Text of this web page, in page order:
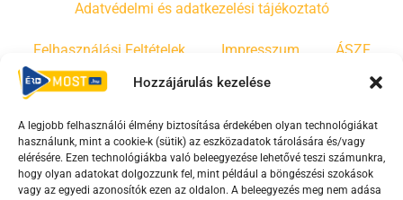
Hozzájárulás kezelése
A legjobb felhasználói élmény biztosítása érdekében olyan technológiákat
használunk, mint a cookie-k (sütik) az eszközadatok tárolására és/vagy
elérésére. Ezen technológiákba való beleegyezése lehetővé teszi számunkra,
hogy olyan adatokat dolgozzunk fel, mint például a böngészési szokások
vagy az egyedi azonosítók ezen az oldalon. A beleegyezés meg nem adása
Adatvédelmi és adatkezelési tájékoztató
Felhasználási Feltételek Impresszum ÁSZF
Irányelvek Moderálási szabályzat
F
a
Y
o
T
i